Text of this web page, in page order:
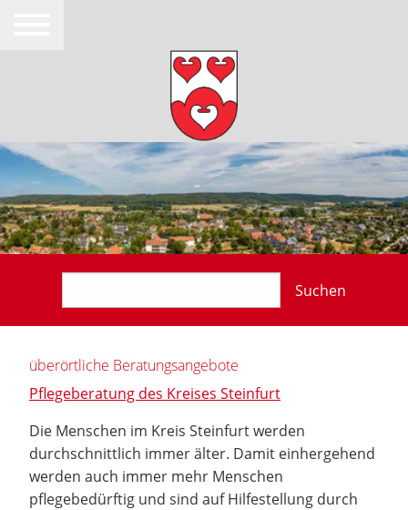
Suchen
überörtliche Beratungsangebote
Pflegeberatung des Kreises Steinfurt
Die Menschen im Kreis Steinfurt werden
durchschnittlich immer älter. Damit einhergehend
werden auch immer mehr Menschen
pflegebedürftig und sind auf Hilfestellung durch